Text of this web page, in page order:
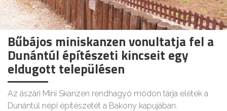
Bűbájos miniskanzen vonultatja fel a
Dunántúl építészeti kincseit egy
eldugott településen
Az ászári Mini Skanzen rendhagyó módon tárja elétek a
Dunántúl népi építészetét a Bakony kapujában.